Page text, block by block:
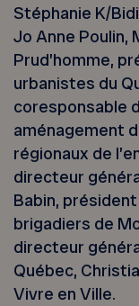
Stéphanie K/
Jo Anne Poulin,
Prud’homme,
urbanistes du
coresponsable
aménagement
régionaux de
directeur
Babin,
brigadiers de
directeur
Québec,
Vivre en Ville.